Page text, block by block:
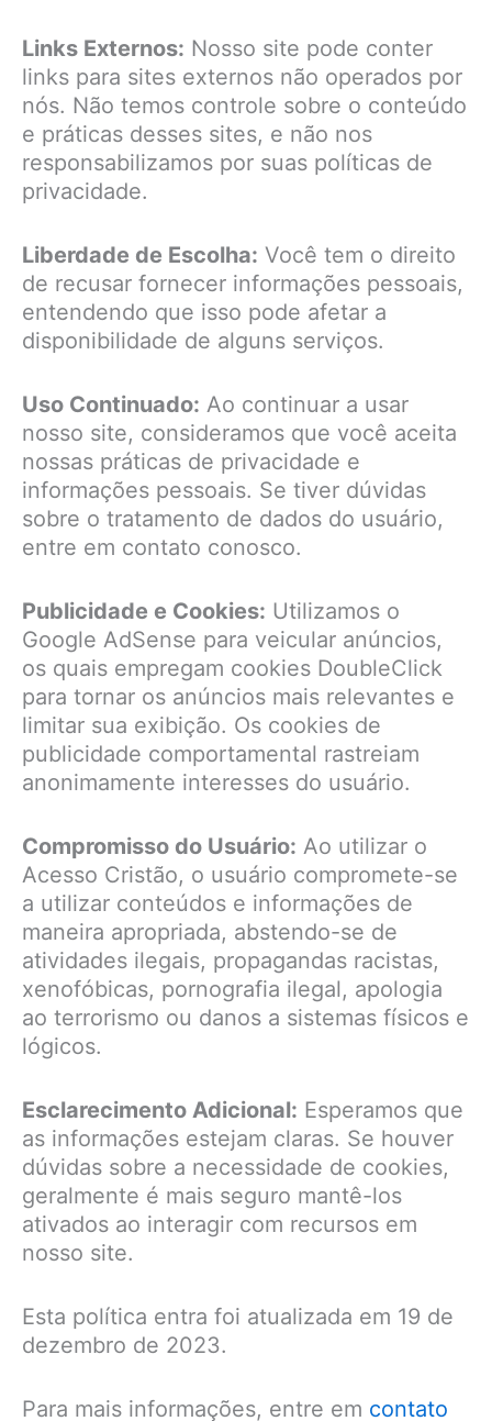
Links Externos: Nosso site pode conter
links para sites externos não operados por
nós. Não temos controle sobre o conteúdo
e práticas desses sites, e não nos
responsabilizamos por suas políticas de
privacidade.
Liberdade de Escolha: Você tem o direito
de recusar fornecer informações pessoais,
entendendo que isso pode afetar a
disponibilidade de alguns serviços.
Uso Continuado: Ao continuar a usar
nosso site, consideramos que você aceita
nossas práticas de privacidade e
informações pessoais. Se tiver dúvidas
sobre o tratamento de dados do usuário,
entre em contato conosco.
Publicidade e Cookies: Utilizamos o
Google AdSense para veicular anúncios,
os quais empregam cookies DoubleClick
para tornar os anúncios mais relevantes e
limitar sua exibição. Os cookies de
publicidade comportamental rastreiam
anonimamente interesses do usuário.
Compromisso do Usuário: Ao utilizar o
Acesso Cristão, o usuário compromete-se
a utilizar conteúdos e informações de
maneira apropriada, abstendo-se de
atividades ilegais, propagandas racistas,
xenofóbicas, pornografia ilegal, apologia
ao terrorismo ou danos a sistemas físicos e
lógicos.
Esclarecimento Adicional: Esperamos que
as informações estejam claras. Se houver
dúvidas sobre a necessidade de cookies,
geralmente é mais seguro mantê-los
ativados ao interagir com recursos em
nosso site.
Esta política entra foi atualizada em 19 de
dezembro de 2023.
Para mais informações, entre em contato